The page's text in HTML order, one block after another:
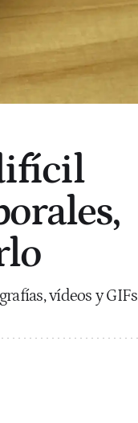
vídeos y GIFs